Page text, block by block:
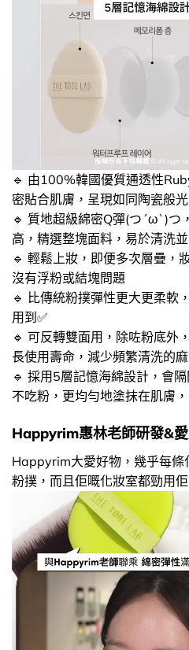
🔹​ 由100%韓國優質通透性
密貼合肌膚，呈現如同陶瓷般
🔹​ 質地超級綿密Q彈(つ´ω`)つ
高，精選整塊面料，易於清洗並
🔹​ 輕鬆上妝，即便多次層疊，
沒有浮粉或結塊問題
🔹 ​比傳統粉撲彈性更大更柔軟
用到✅​
🔹 ​可反轉雙面用，除咗粉底外
長使用壽命，減少頻繁清洗的
🔹 採用5層記憶海綿設計，會
不吃粉，更均勻地塗抹在肌膚
Happyrim惠林老師研發&
Happyrim大愛好物，幾乎每條
粉撲，而且佢嘅化妝室都勁用佢